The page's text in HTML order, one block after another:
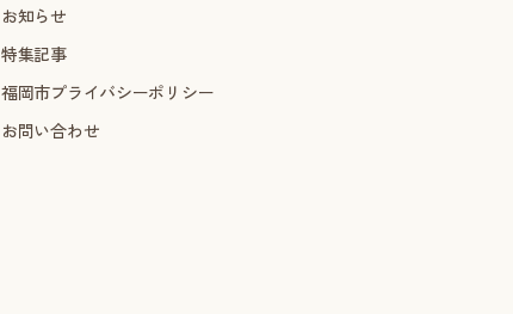
お知らせ
特集記事
福岡市プライバシーポリシー
お問い合わせ